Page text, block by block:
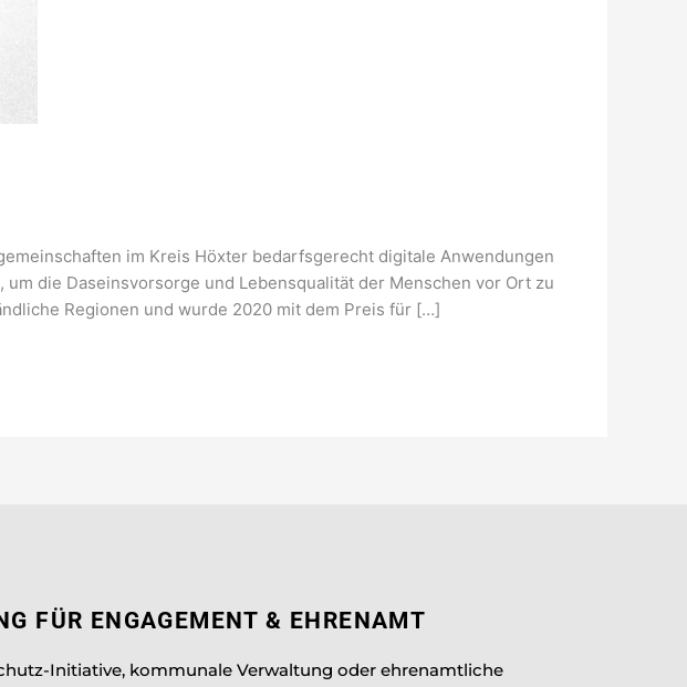
im Kreis Höxter bedarfsgerecht digitale Anwendungen
die Daseinsvorsorge und Lebensqualität der Menschen vor Ort zu
Regionen und wurde 2020 mit dem Preis für […]
FÜR ENGAGEMENT & EHRENAMT
Initiative, kommunale Verwaltung oder ehrenamtliche